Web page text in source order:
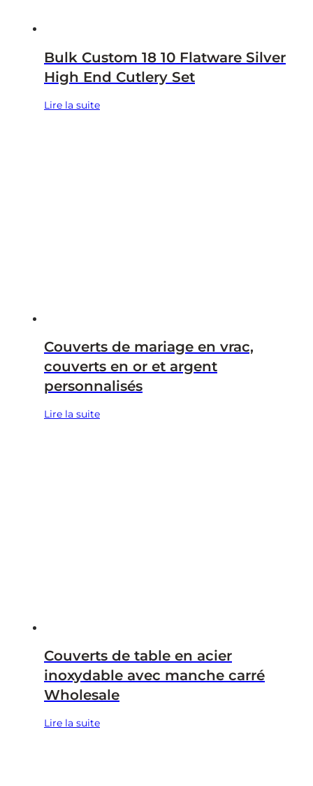
Bulk Custom 18 10 Flatware Silver
High End Cutlery Set
Lire la suite
Couverts de mariage en vrac,
couverts en or et argent
personnalisés
Lire la suite
Couverts de table en acier
inoxydable avec manche carré
Wholesale
Lire la suite